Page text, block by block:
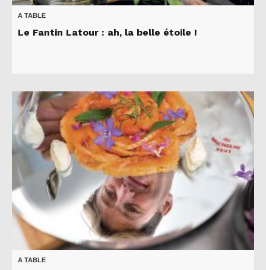
A TABLE
Le Fantin Latour : ah, la belle étoile !
A TABLE